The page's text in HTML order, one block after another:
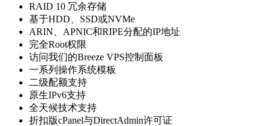
RAID 10 冗余存储
基于HDD、SSD或NVMe
ARIN、APNIC和RIPE分配的IP地址
完全Root权限
访问我们的Breeze VPS控制面板
一系列操作系统模板
二级配额支持
原生IPv6支持
全天候技术支持
折扣版cPanel与DirectAdmin许可证